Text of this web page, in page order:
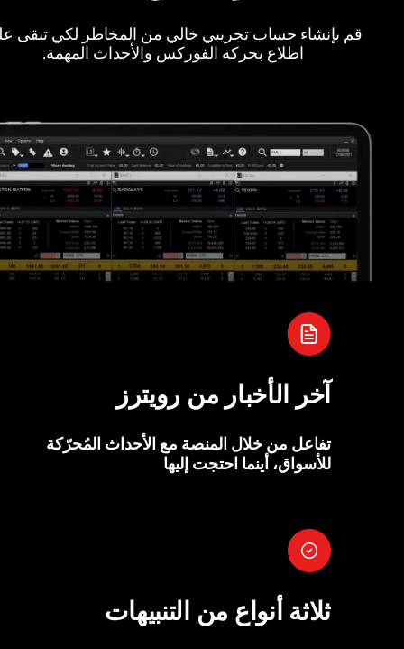
قم بإنشاء حساب تجريبي خالي من المخاطر لكي تبقى
اطلاع بحركة الفوركس والأحداث المهمة.
آخر الأخبار من رويترز
تفاعل من خلال المنصة مع الأحداث المُحرّكة
للأسواق، أينما احتجت إليها
ثلاثة أنواع من التنبيهات